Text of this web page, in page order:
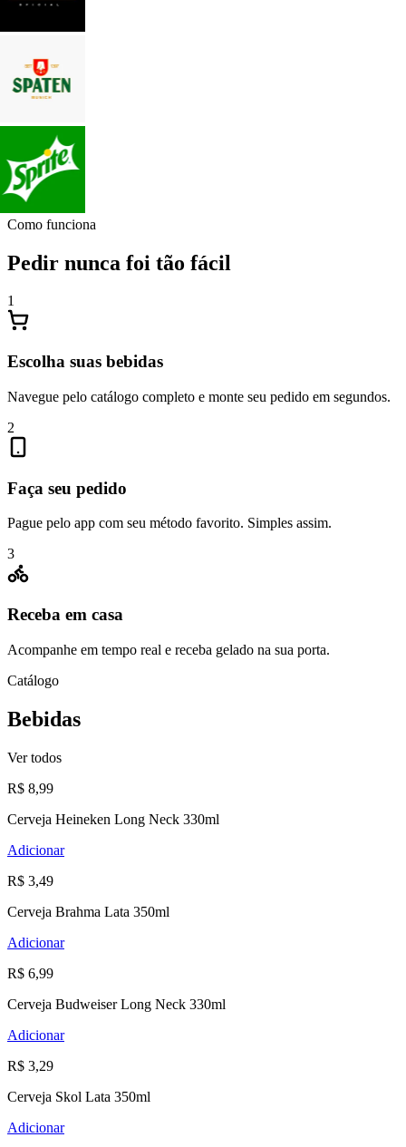
Como funciona
Pedir nunca foi tão fácil
1
Escolha suas bebidas
Navegue pelo catálogo completo e monte seu pedido em segundos.
2
Faça seu pedido
Pague pelo app com seu método favorito. Simples assim.
3
Receba em casa
Acompanhe em tempo real e receba gelado na sua porta.
Catálogo
Bebidas
Ver todos
R$ 8,99
Cerveja Heineken Long Neck 330ml
Adicionar
R$ 3,49
Cerveja Brahma Lata 350ml
Adicionar
R$ 6,99
Cerveja Budweiser Long Neck 330ml
Adicionar
R$ 3,29
Cerveja Skol Lata 350ml
Adicionar